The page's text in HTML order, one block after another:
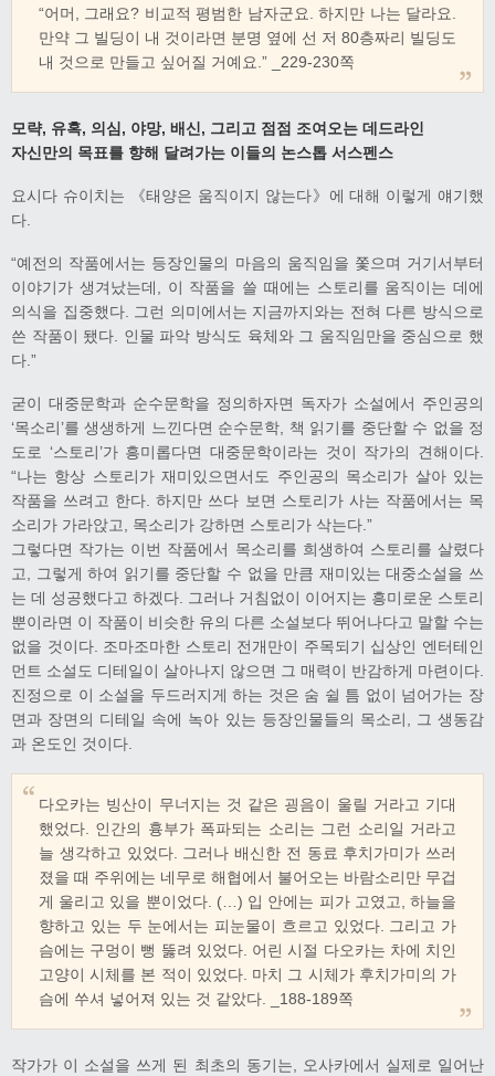
“어머, 그래요? 비교적 평범한 남자군요. 하지만 나는 달라요.
만약 그 빌딩이 내 것이라면 분명 옆에 선 저 80층짜리 빌딩도
내 것으로 만들고 싶어질 거예요.” _229-230쪽
모략, 유혹, 의심, 야망, 배신, 그리고 점점 조여오는 데드라인
자신만의 목표를 향해 달려가는 이들의 논스톱 서스펜스
요시다 슈이치는 《태양은 움직이지 않는다》에 대해 이렇게 얘기했
다.
“예전의 작품에서는 등장인물의 마음의 움직임을 쫓으며 거기서부터
이야기가 생겨났는데, 이 작품을 쓸 때에는 스토리를 움직이는 데에
의식을 집중했다. 그런 의미에서는 지금까지와는 전혀 다른 방식으로
쓴 작품이 됐다. 인물 파악 방식도 육체와 그 움직임만을 중심으로 했
다.”
굳이 대중문학과 순수문학을 정의하자면 독자가 소설에서 주인공의
‘목소리’를 생생하게 느낀다면 순수문학, 책 읽기를 중단할 수 없을 정
도로 ‘스토리’가 흥미롭다면 대중문학이라는 것이 작가의 견해이다.
“나는 항상 스토리가 재미있으면서도 주인공의 목소리가 살아 있는
작품을 쓰려고 한다. 하지만 쓰다 보면 스토리가 사는 작품에서는 목
소리가 가라앉고, 목소리가 강하면 스토리가 삭는다.”
그렇다면 작가는 이번 작품에서 목소리를 희생하여 스토리를 살렸다
고, 그렇게 하여 읽기를 중단할 수 없을 만큼 재미있는 대중소설을 쓰
는 데 성공했다고 하겠다. 그러나 거침없이 이어지는 흥미로운 스토리
뿐이라면 이 작품이 비슷한 유의 다른 소설보다 뛰어나다고 말할 수는
없을 것이다. 조마조마한 스토리 전개만이 주목되기 십상인 엔터테인
먼트 소설도 디테일이 살아나지 않으면 그 매력이 반감하게 마련이다.
진정으로 이 소설을 두드러지게 하는 것은 숨 쉴 틈 없이 넘어가는 장
면과 장면의 디테일 속에 녹아 있는 등장인물들의 목소리, 그 생동감
과 온도인 것이다.
다오카는 빙산이 무너지는 것 같은 굉음이 울릴 거라고 기대
했었다. 인간의 흉부가 폭파되는 소리는 그런 소리일 거라고
늘 생각하고 있었다. 그러나 배신한 전 동료 후치가미가 쓰러
졌을 때 주위에는 네무로 해협에서 불어오는 바람소리만 무겁
게 울리고 있을 뿐이었다. (…) 입 안에는 피가 고였고, 하늘을
향하고 있는 두 눈에서는 피눈물이 흐르고 있었다. 그리고 가
슴에는 구멍이 뻥 뚫려 있었다. 어린 시절 다오카는 차에 치인
고양이 시체를 본 적이 있었다. 마치 그 시체가 후치가미의 가
슴에 쑤셔 넣어져 있는 것 같았다. _188-189쪽
작가가 이 소설을 쓰게 된 최초의 동기는, 오사카에서 실제로 일어난